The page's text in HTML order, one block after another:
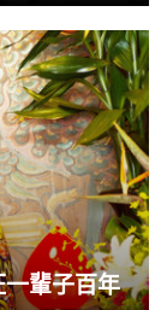
、雙方都是負
與否，都不是
輩子百年